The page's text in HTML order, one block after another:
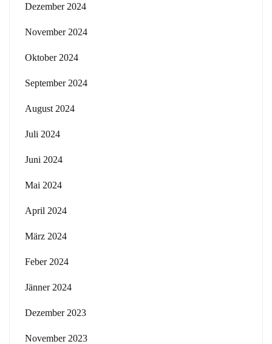
Dezember 2024
November 2024
Oktober 2024
September 2024
August 2024
Juli 2024
Juni 2024
Mai 2024
April 2024
März 2024
Feber 2024
Jänner 2024
Dezember 2023
November 2023